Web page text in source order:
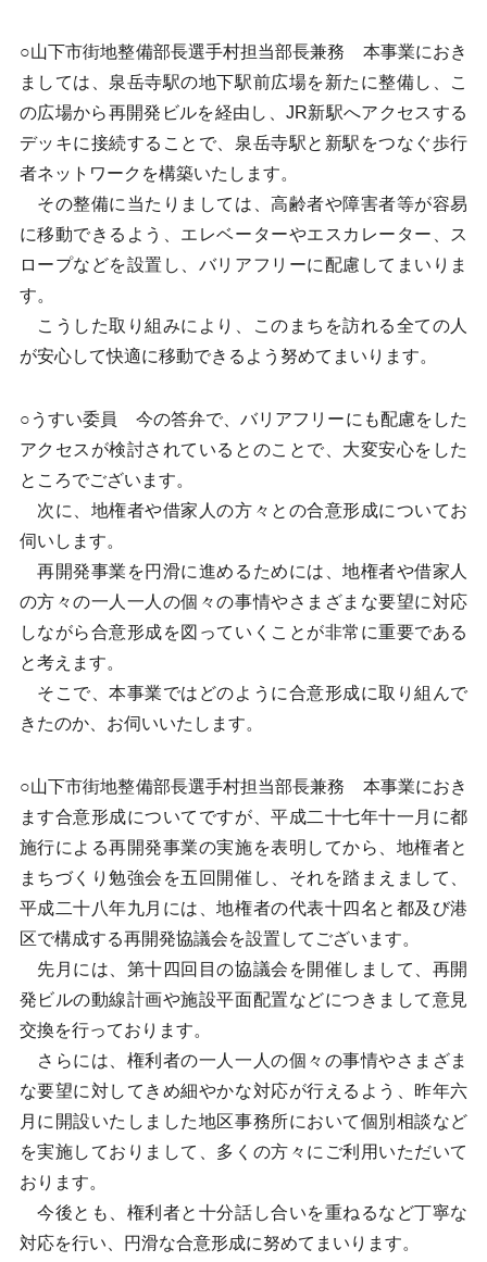
○山下市街地整備部長選手村担当部長兼務 本事業におき
ましては、泉岳寺駅の地下駅前広場を新たに整備し、こ
の広場から再開発ビルを経由し、JR新駅へアクセスする
デッキに接続することで、泉岳寺駅と新駅をつなぐ歩行
者ネットワークを構築いたします。
その整備に当たりましては、高齢者や障害者等が容易
に移動できるよう、エレベーターやエスカレーター、ス
ロープなどを設置し、バリアフリーに配慮してまいりま
す。
こうした取り組みにより、このまちを訪れる全ての人
が安心して快適に移動できるよう努めてまいります。
○うすい委員 今の答弁で、バリアフリーにも配慮をした
アクセスが検討されているとのことで、大変安心をした
ところでございます。
次に、地権者や借家人の方々との合意形成についてお
伺いします。
再開発事業を円滑に進めるためには、地権者や借家人
の方々の一人一人の個々の事情やさまざまな要望に対応
しながら合意形成を図っていくことが非常に重要である
と考えます。
そこで、本事業ではどのように合意形成に取り組んで
きたのか、お伺いいたします。
○山下市街地整備部長選手村担当部長兼務 本事業におき
ます合意形成についてですが、平成二十七年十一月に都
施行による再開発事業の実施を表明してから、地権者と
まちづくり勉強会を五回開催し、それを踏まえまして、
平成二十八年九月には、地権者の代表十四名と都及び港
区で構成する再開発協議会を設置してございます。
先月には、第十四回目の協議会を開催しまして、再開
発ビルの動線計画や施設平面配置などにつきまして意見
交換を行っております。
さらには、権利者の一人一人の個々の事情やさまざま
な要望に対してきめ細やかな対応が行えるよう、昨年六
月に開設いたしました地区事務所において個別相談など
を実施しておりまして、多くの方々にご利用いただいて
おります。
今後とも、権利者と十分話し合いを重ねるなど丁寧な
対応を行い、円滑な合意形成に努めてまいります。